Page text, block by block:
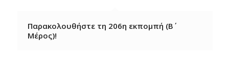
Παρακολουθήστε τη 206η εκπομπή (Β΄
Μέρος)!